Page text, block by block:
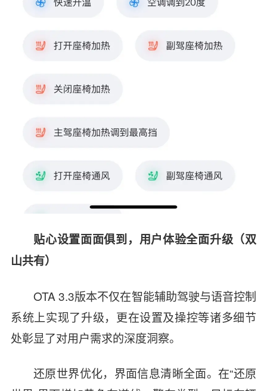
贴心设置面面俱到，用户体验全面升级（双
山共有）
OTA 3.3版本不仅在智能辅助驾驶与语音控制
系统上实现了升级，更在设置及操控等诸多细节
处彰显了对用户需求的深度洞察。
还原世界优化，界面信息清晰全面。在“还原